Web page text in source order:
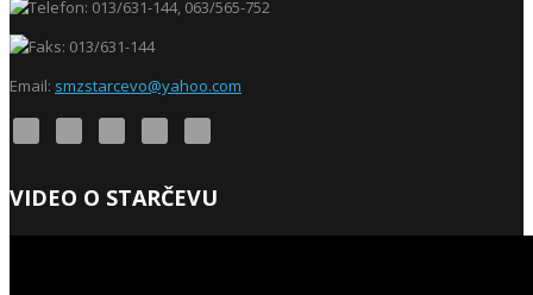
013/631-144, 063/565-752
013/631-144
Email: smzstarcevo@yahoo.com
VIDEO O STARČEVU